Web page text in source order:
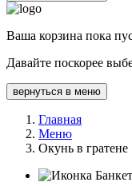
Ваша корзина пока
Давайте поскорее
вернуться в меню
Главная
Меню
Окунь в гратене